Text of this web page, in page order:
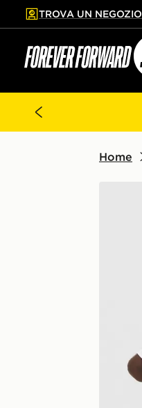
contenuto principale
a fondo pagina
TROVA UN NEGOZIO
Home